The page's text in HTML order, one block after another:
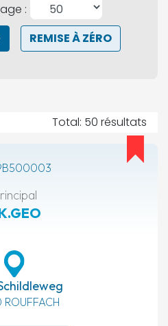
:
REMISE À ZÉRO
Total: 50 résultats